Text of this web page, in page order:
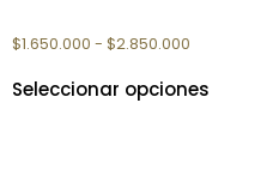
$1.650.000 - $2.850.000
Seleccionar opciones